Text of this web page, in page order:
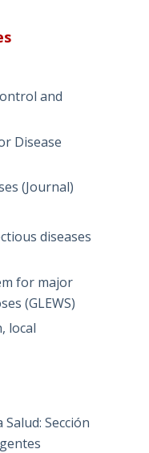
and
Disease
(Journal)
diseases
for major
(GLEWS)
local
Sección